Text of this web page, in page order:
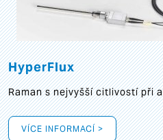
HyperFlux
Raman s nejvyšší citlivostí při
VÍCE INFORMACÍ >